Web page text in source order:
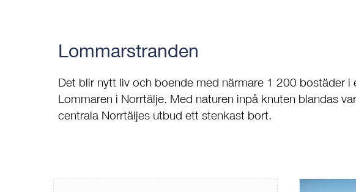
Lommarstranden
Det blir nytt liv och boende med närmare 1 200 bostäder i
Lommaren i Norrtälje. Med naturen inpå knuten blandas
centrala Norrtäljes utbud ett stenkast bort.